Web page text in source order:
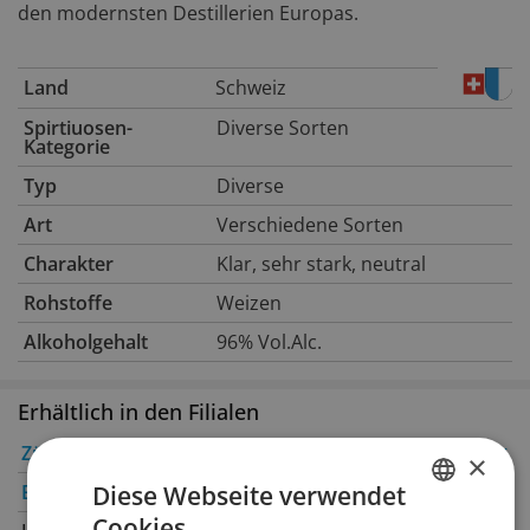
den modernsten Destillerien Europas.
Land
Schweiz
Spirtiuosen-
Kategorie
Diverse Sorten
Typ
Diverse
Art
Verschiedene Sorten
Charakter
Klar, sehr stark, neutral
Rohstoffe
Weizen
Alkoholgehalt
96% Vol.Alc.
Erhältlich in den Filialen
Zürich
Bern
✔
✔
Genève
×
Diese Webseite verwendet